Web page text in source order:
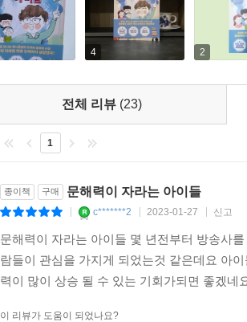
4 2
전체 리뷰 (23)
1
종이책 구매 문해력이 자라는 아이들
c*******2 2023-01-27 신고
문해력이 자라는 아이들 몇 년전부터 방송사
람들이 관심을 가지게 되었는것 같은데요 아
력이 많이 상승 될 수 있는 기회가되면 좋겠
이 리뷰가 도움이 되었나요?